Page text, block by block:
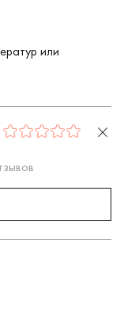
или
0